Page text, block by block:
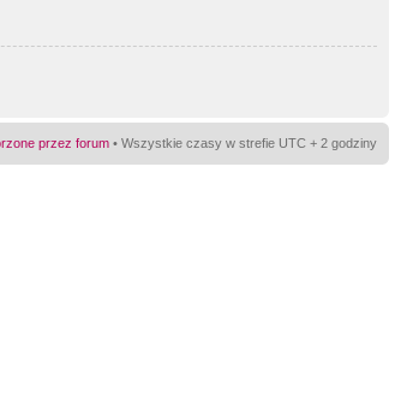
przez forum • Wszystkie czasy w strefie UTC + 2 godziny